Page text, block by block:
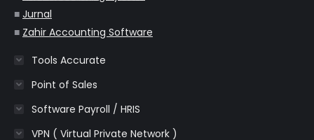
■ Jurnal
■ Zahir Accounting Software
Tools Accurate
Point of Sales
Software Payroll / HRIS
VPN ( Virtual Private Network )